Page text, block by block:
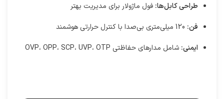
طراحی کابل‌ها: فول ماژولار برای مدیریت بهتر
فن:
ایمنی: شامل مدارهای حفاظتی OVP، OPP، SCP، UVP، OTP